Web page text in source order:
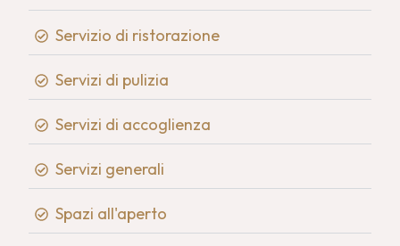
Servizio di ristorazione
Servizi di pulizia
Servizi di accoglienza
Servizi generali
Spazi all'aperto